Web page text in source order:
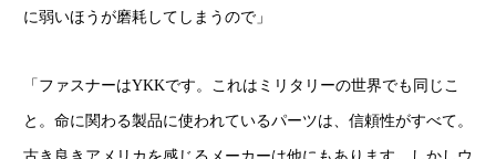
に弱いほうが磨耗してしまうので」
「ファスナーはYKKです。これはミリタリーの世界でも同じこ
と。命に関わる製品に使われているパーツは、信頼性がすべて。
古き良きアメリカを感じるメーカーは他にもあります。しかしウ